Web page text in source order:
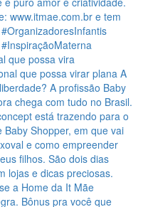
que possa vira